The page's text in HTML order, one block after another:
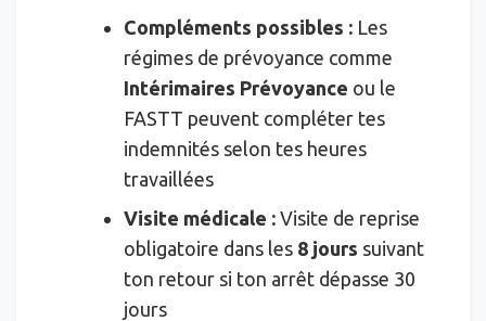
Compléments possibles : Les
régimes de prévoyance comme
Intérimaires Prévoyance ou le
FASTT peuvent compléter tes
indemnités selon tes heures
travaillées
Visite médicale : Visite de reprise
obligatoire dans les 8 jours suivant
ton retour si ton arrêt dépasse 30
jours